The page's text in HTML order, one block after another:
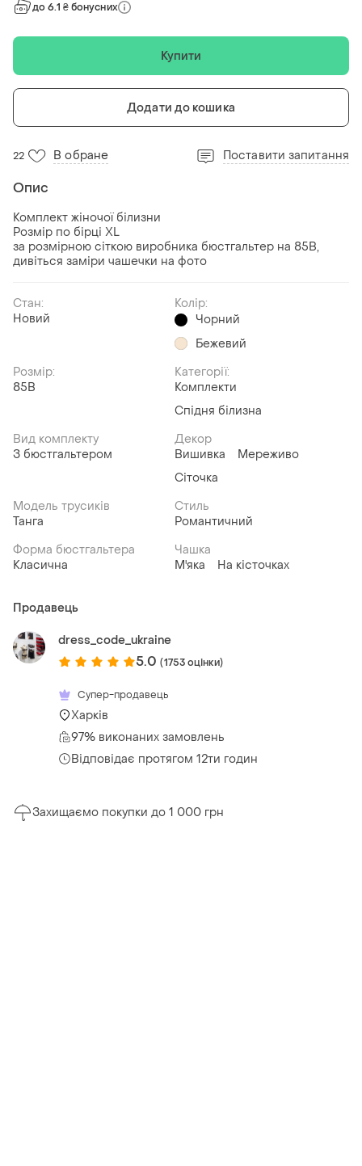
до 6.1 ₴ бонусних
Купити
Додати до кошика
22 В обране Поставити запитання
Опис
Комплект жіночої білизни
Розмір по бірці XL
за розмірною сіткою виробника бюстгальтер на 85B,
дивіться заміри чашечки на фото
Стан:
Новий
Колір:
Чорний
Бежевий
Розмір:
85B
Категорії:
Комплекти
Спідня білизна
Вид комплекту
З бюстгальтером
Декор
Вишивка
Мереживо
Сіточка
Модель трусиків
Танга
Стиль
Романтичний
Форма бюстгальтера
Класична
Чашка
М'яка
На кісточках
Продавець
dress_code_ukraine
5.0 (1753 оцінки)
Супер-продавець
Харків
97% виконаних замовлень
Відповідає протягом 12ти годин
Захищаємо покупки до 1 000 грн